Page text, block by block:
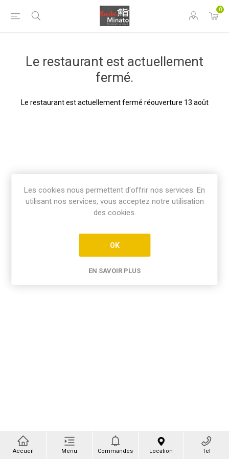
0
Le restaurant est actuellement
fermé.
Le restaurant est actuellement fermé réouverture 13 août
Accueil Menu Commandes Location Tel
Les cookies nous permettent d'offrir nos services. En
utilisant nos services, vous acceptez notre utilisation
des cookies.
OK
EN SAVOIR PLUS